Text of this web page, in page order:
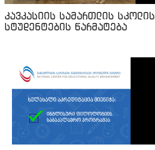
კავკასიის სამართლის სკოლის
სტუდენტების წარმატება